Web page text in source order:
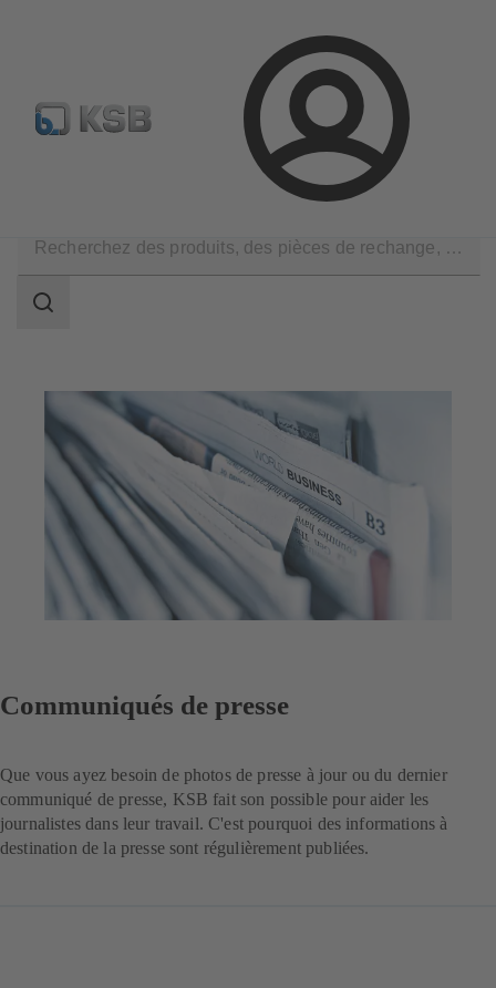
Connexion
Configurer un produit KSB Select Recherche
Champ
Communiqués de presse
Que vous ayez besoin de photos de presse à jour ou du dernier
communiqué de presse, KSB fait son possible pour aider les
journalistes dans leur travail. C'est pourquoi des informations à
destination de la presse sont régulièrement publiées.